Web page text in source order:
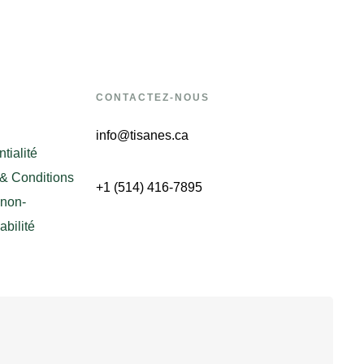
Conditions
CONTACTEZ-NOUS
info@tisanes.ca
+1 (514) 416-7895